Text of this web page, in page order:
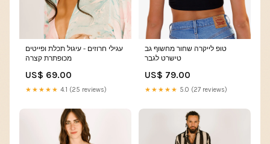
עגילי חרוזים - עיגול תכלת ופייטים
מכופתרת קצרה
US$ 69.00
★★★★★ 4.1 (25 reviews)
טופ לייקרה שחור מחשוף גב
טישרט לגבר
US$ 79.00
★★★★★ 5.0 (27 reviews)